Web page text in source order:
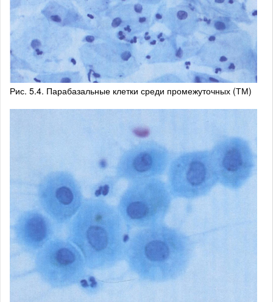
Рис. 5.4. Парабазальные клетки среди промежуточных (ТМ)